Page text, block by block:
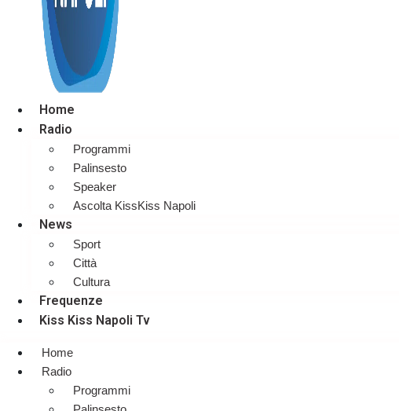
Home
Radio
Programmi
Palinsesto
Speaker
Ascolta KissKiss Napoli
News
Sport
Città
Cultura
Frequenze
Kiss Kiss Napoli Tv
Home
Radio
Programmi